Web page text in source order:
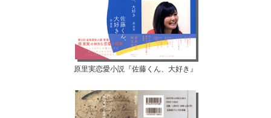
原里実恋愛小説『佐藤くん、大好き』